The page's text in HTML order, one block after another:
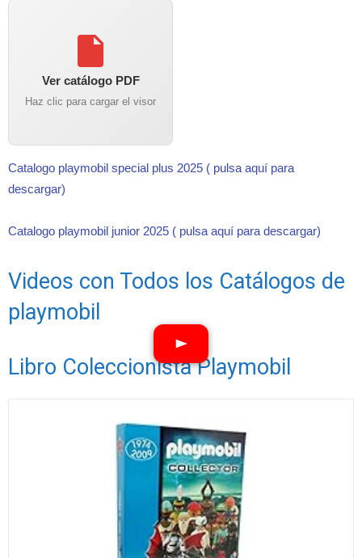
Ver catálogo PDF
Haz clic para cargar el visor
Catalogo playmobil special plus 2025 ( pulsa aquí para
descargar)
Catalogo playmobil junior 2025 ( pulsa aquí para descargar)
Videos con Todos los Catálogos de
playmobil
Libro Coleccionista Playmobil